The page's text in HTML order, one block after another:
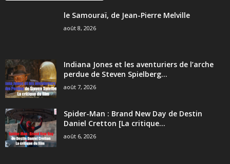
le Samouraï, de Jean-Pierre Melville
août 8, 2026
Indiana Jones et les aventuriers de l’arche
perdue de Steven Spielberg...
août 7, 2026
Spider-Man : Brand New Day de Destin
Daniel Cretton [La critique...
août 6, 2026